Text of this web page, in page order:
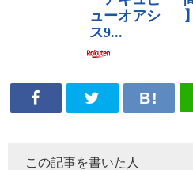
この記事を書いた人